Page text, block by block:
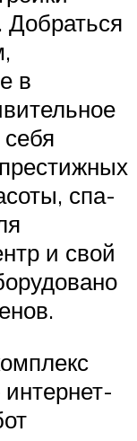
Добраться
в
спа-
и свой